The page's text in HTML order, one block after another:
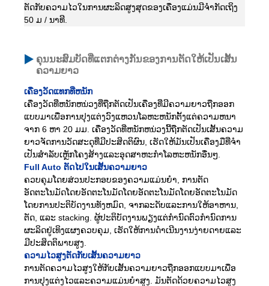
ຕັດກັບຄວາມໄວໃນການຜະລິດສູງສຸດຂອງເຄື່ອງແມ່ນມີຈໍາກັດເຖິງ
50 ມ / ນາທີ.
ຄຸນນະສົມບັດທີ່ແຕກຕ່າງກັນຂອງການຕັດໃຫ້ເປັນເສັ້ນ
ຄວາມຍາວ
ເຄື່ອງວັດແທກທີ່ຫນັກ
ເຄື່ອງວັດທີ່ຫນັກຫນ່ວງທີ່ຖືກຕັດເປັນເຄື່ອງທີ່ມີຄວາມຍາວຖືກອອກ
ແບບມາເພື່ອການປຸງແຕ່ງວົງແຫວນໂລຫະຫນັກຕັ້ງແຕ່ຄວາມຫນາ
ຈາກ 6 ຫາ 20 ມມ. ເຄື່ອງວັດທີ່ຫນັກຫນ່ວງນີ້ຖືກຕັດເປັນເສັ້ນຄວາມ
ຍາວຈັດການວັດສະດຸທີ່ມີປະສິດຕິຜົນ, ເຮັດໃຫ້ມັນເປັນເຄື່ອງມືທີ່ຈໍາ
ເປັນສໍາລັບເຫຼັກໂຄງສ້າງແລະອຸດສາຫະກໍາໂລຫະຫນັກອື່ນໆ.
Full Auto ຕັດໄປໃນເສັ້ນຄວາມຍາວ
ຄວບຄຸມໂດຍສ່ວນປະກອບຂອງຄວາມແມ່ນຍໍາ, ການຕັດ
ອັດຕະໂນມັດໂດຍອັດຕະໂນມັດໂດຍອັດຕະໂນມັດໂດຍອັດຕະໂນມັດ
ໂດຍການປະຕິບັດງານທັງຫມົດ, ຈາກລະດັບແລະການໃຫ້ອາຫານ,
ຕັດ, ແລະ stacking. ຜູ້ປະຕິບັດງານພຽງແຕ່ກໍານົດຕົວກໍານົດການ
ຜະລິດຢູ່ເທິງແຜງຄວບຄຸມ, ເຮັດໃຫ້ການດໍາເນີນງານງ່າຍດາຍແລະ
ມີປະສິດຕິພາບສູງ.
ຄວາມໄວສູງຕັດກັບເສັ້ນຄວາມຍາວ
ການຕັດຄວາມໄວສູງໃຫ້ກັບເສັ້ນຄວາມຍາວຖືກອອກແບບມາເພື່ອ
ການປຸງແຕ່ງໄວແລະຄວາມແມ່ນຍໍາສູງ. ມັນຕັດດ້ວຍຄວາມໄວສູງ